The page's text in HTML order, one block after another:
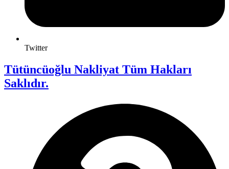
Twitter
Tütüncüoğlu Nakliyat Tüm Hakları
Saklıdır.